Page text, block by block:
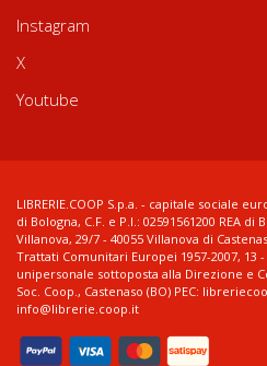
Instagram
X
Youtube
LIBRERIE.COOP S.p.a. - capitale sociale
di Bologna, C.F. e P.I.: 02591561200 REA di
Villanova, 29/7 - 40055 Villanova di
Trattati Comunitari Europei 1957-2007, 13 -
unipersonale sottoposta alla Direzione e
Soc. Coop., Castenaso (BO) PEC:
info@librerie.coop.it